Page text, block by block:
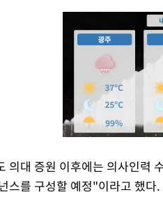
의대 증원 이후에는 의사인력
스를 구성할 예정"이라고 했다.